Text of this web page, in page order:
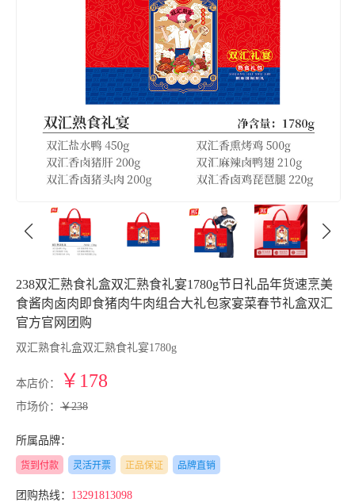
238双汇熟食礼盒双汇熟食礼宴1780g节日礼品年货速烹美
食酱肉卤肉即食猪肉牛肉组合大礼包家宴菜春节礼盒双汇
官方官网团购
双汇熟食礼盒双汇熟食礼宴1780g
本店价： ￥178
市场价： ￥238
所属品牌：
货到付款 灵活开票 正品保证 品牌直销
团购热线： 13291813098